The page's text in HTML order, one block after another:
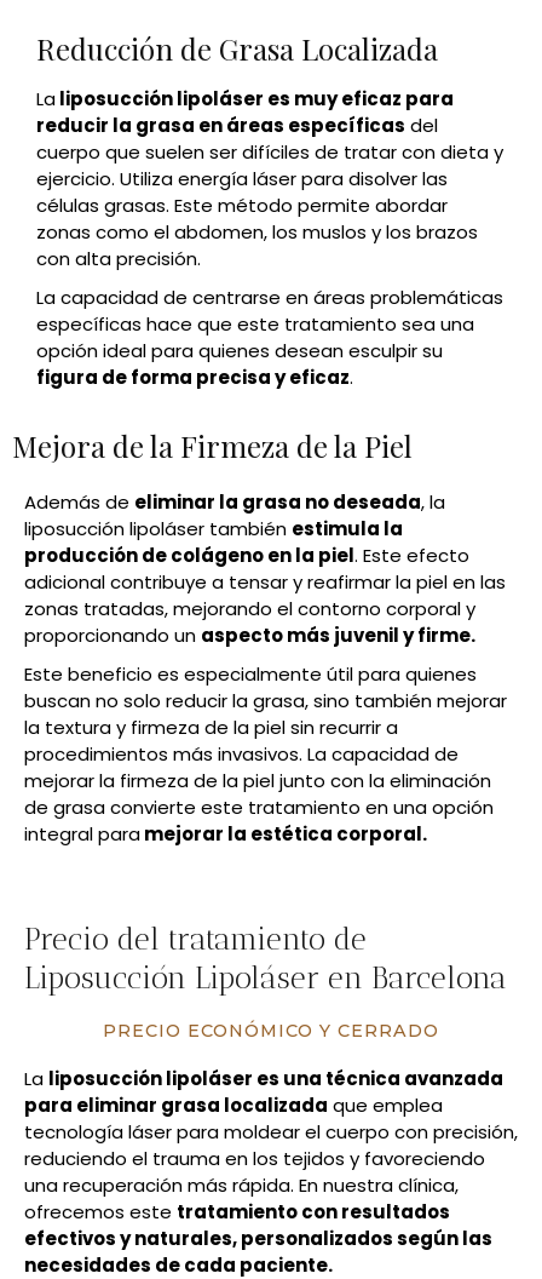
Reducción de Grasa Localizada
Laliposucción lipoláser es muy eficaz para
reducir la grasa en áreas específicas del
cuerpo que suelen ser difíciles de tratar con dieta y
ejercicio. Utiliza energía láser para disolver las
células grasas. Este método permite abordar
zonas como el abdomen, los muslos y los brazos
con alta precisión.
La capacidad de centrarse en áreas problemáticas
específicas hace que este tratamiento sea una
opción ideal para quienes desean esculpir su
figura de forma precisa y eficaz.
Mejora de la Firmeza de la Piel
Además de eliminar la grasa no deseada, la
liposucción lipoláser también estimula la
producción de colágeno en la piel. Este efecto
adicional contribuye a tensar y reafirmar la piel en las
zonas tratadas, mejorando el contorno corporal y
proporcionando un aspecto más juvenil y firme.
Este beneficio es especialmente útil para quienes
buscan no solo reducir la grasa, sino también mejorar
la textura y firmeza de la piel sin recurrir a
procedimientos más invasivos. La capacidad de
mejorar la firmeza de la piel junto con la eliminación
de grasa convierte este tratamiento en una opción
integral paramejorar la estética corporal.
Precio del tratamiento de
Liposucción Lipoláser en Barcelona
PRECIO ECONÓMICO Y CERRADO
La liposucción lipoláser es una técnica avanzada
para eliminar grasa localizada que emplea
tecnología láser para moldear el cuerpo con precisión,
reduciendo el trauma en los tejidos y favoreciendo
una recuperación más rápida. En nuestra clínica,
ofrecemos este tratamiento con resultados
efectivos y naturales, personalizados según las
necesidades de cada paciente.